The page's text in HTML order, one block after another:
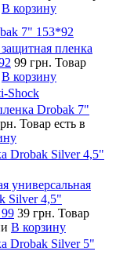
В корзину
7" 153*92
пленка
99 грн. Товар
В корзину
Shock
Drobak 7"
Товар есть в
Drobak Silver 4,5"
универсальная
Silver 4,5"
39 грн. Товар
В корзину
Drobak Silver 5"